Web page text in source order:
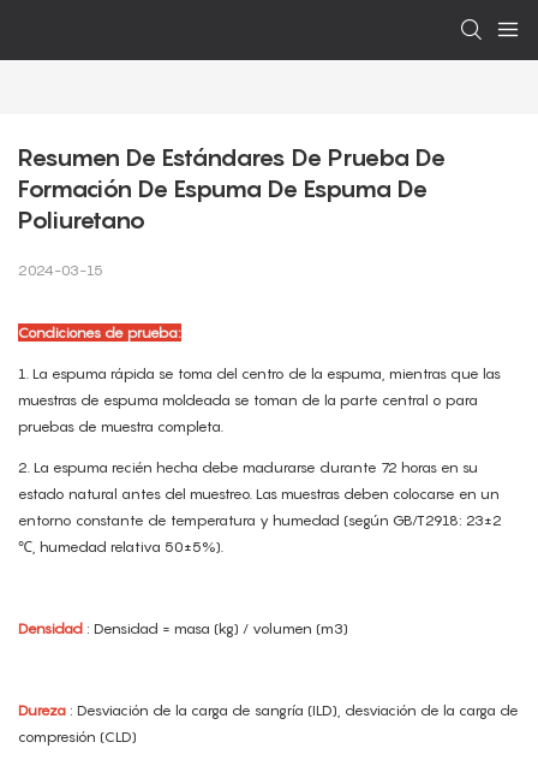
Resumen De Estándares De Prueba De
Formación De Espuma De Espuma De
Poliuretano
2024-03-15
Condiciones de prueba:
1. La espuma rápida se toma del centro de la espuma, mientras que las
muestras de espuma moldeada se toman de la parte central o para
pruebas de muestra completa.
2. La espuma recién hecha debe madurarse durante 72 horas en su
estado natural antes del muestreo. Las muestras deben colocarse en un
entorno constante de temperatura y humedad (según GB/T2918: 23±2
℃, humedad relativa 50±5%).
Densidad : Densidad = masa (kg) / volumen (m3)
Dureza : Desviación de la carga de sangría (ILD), desviación de la carga de
compresión (CLD)